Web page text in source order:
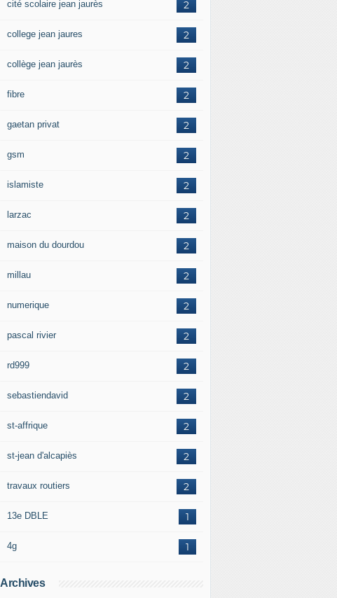
2
cité scolaire jean jaurès
2
college jean jaures
2
collège jean jaurès
2
fibre
2
gaetan privat
2
gsm
2
islamiste
2
larzac
2
maison du dourdou
2
millau
2
numerique
2
pascal rivier
2
rd999
2
sebastiendavid
2
st-affrique
2
st-jean d'alcapiès
2
travaux routiers
1
13e DBLE
1
4g
Archives